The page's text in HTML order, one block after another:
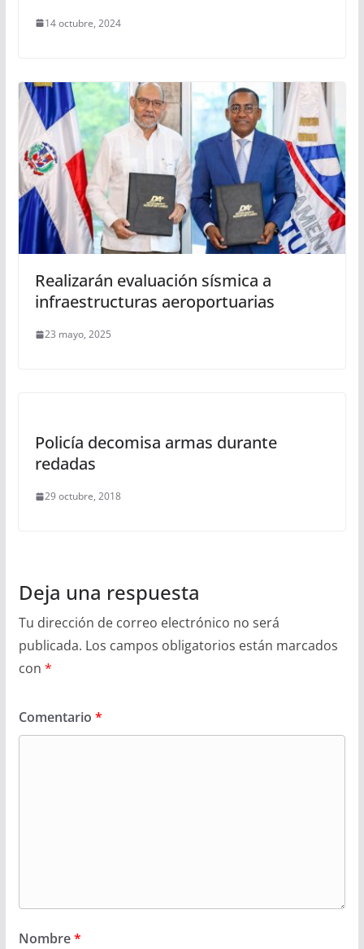
14 octubre, 2024
Realizarán evaluación sísmica a
infraestructuras aeroportuarias
23 mayo, 2025
Policía decomisa armas durante
redadas
29 octubre, 2018
Deja una respuesta
Tu dirección de correo electrónico no será
publicada. Los campos obligatorios están marcados
con *
Comentario *
Nombre*